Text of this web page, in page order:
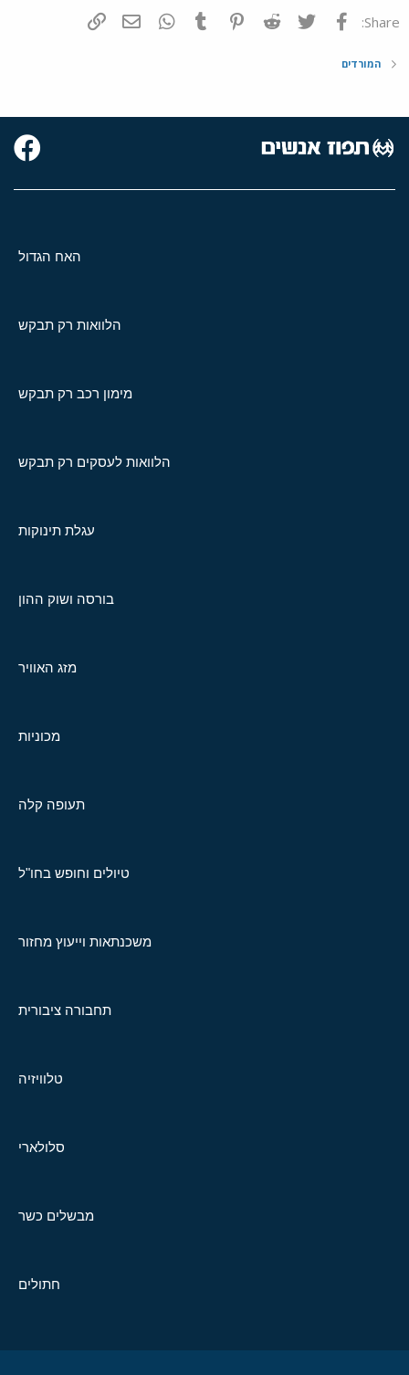
Share: פייסבוק Twitter
Reddit
Pinterest
Tumblr
WhatsAppדואר אלקטרוני
המורדים
האח הגדול
הלוואות רק תבקש
מימון רכב רק תבקש
הלוואות לעסקים רק תבקש
עגלת תינוקות
בורסה ושוק ההון
מזג האוויר
מכוניות
תעופה קלה
טיולים וחופש בחו"ל
משכנתאות וייעוץ מחזור
תחבורה ציבורית
טלוויזיה
סלולארי
מבשלים כשר
חתולים